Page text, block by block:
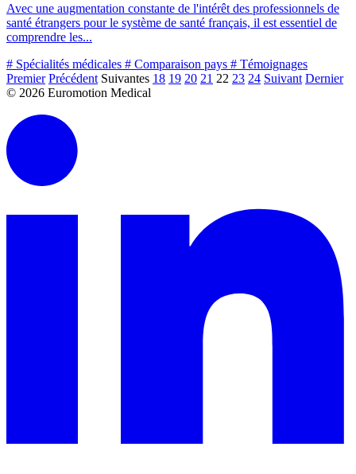
Avec une augmentation constante de l'intérêt des professionnels de
santé étrangers pour le système de santé français, il est essentiel de
comprendre les...
# Spécialités médicales # Comparaison pays # Témoignages
Premier Précédent Suivantes 18 19 20 21 22 23 24 Suivant Dernier
© 2026 Euromotion Medical